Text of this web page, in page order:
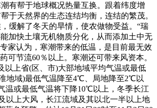
有帮于地球概况热量互换。跟着纬度增
于天然界的生态连结均衡，连结的繁茂。
缓解了冬天的旱情，使农做物受益。“瑞
加快土壤无机物质分化，从而添加土中无
家认为，寒潮带来的低温，是目前最无效
节流60％以上。寒潮还可带来风资本。
以上省(区、市)大部地域平均气温或最低
地域)最低气温降至4℃、局地降至2℃以
温或最低气温将下降10℃以上，冬季长江
以上大风，长江流域及其以北一半以上地